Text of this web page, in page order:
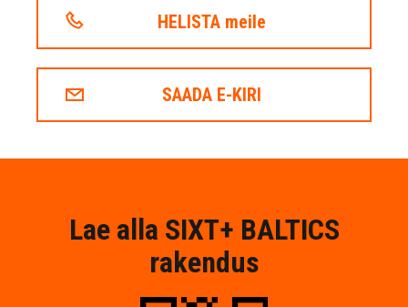
HELISTA meile
SAADA E-KIRI
Lae alla SIXT+ BALTICS
rakendus